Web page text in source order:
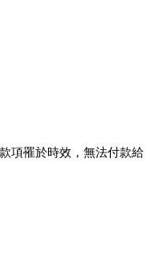
項罹於時效，無法付款給